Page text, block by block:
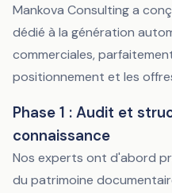
Mankova Consulting a
dédié à la génération
commerciales,
positionnement et les
Phase 1 : Audit et
connaissance
Nos experts ont d'abord
du patrimoine